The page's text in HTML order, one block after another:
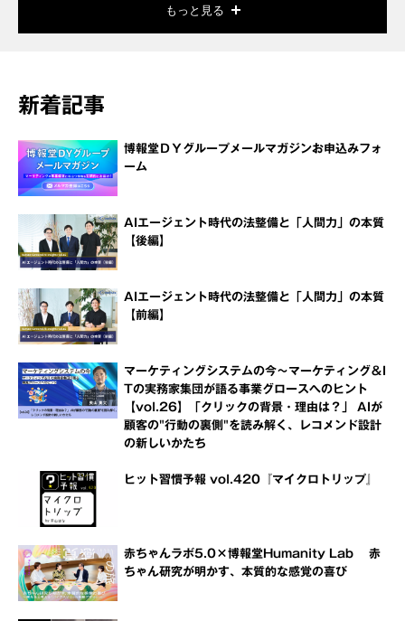
もっと見る
新着記事
博報堂ＤＹグループメールマガジンお申込みフォ
ーム
AIエージェント時代の法整備と「人間力」の本質
【後編】
AIエージェント時代の法整備と「人間力」の本質
【前編】
マーケティングシステムの今～マーケティング＆I
Tの実務家集団が語る事業グロースへのヒント
【vol.26】「クリックの背景・理由は？」 AIが
顧客の"行動の裏側"を読み解く、レコメンド設計
の新しいかたち
ヒット習慣予報 vol.420『マイクロトリップ』
赤ちゃんラボ5.0×博報堂Humanity Lab 赤
ちゃん研究が明かす、本質的な感覚の喜び